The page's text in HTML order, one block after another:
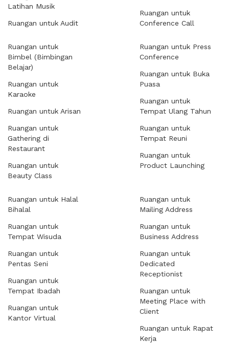
Latihan Musik
Ruangan untuk Audit
Ruangan untuk
Conference Call
Ruangan untuk
Bimbel (Bimbingan
Belajar)
Ruangan untuk
Karaoke
Ruangan untuk Arisan
Ruangan untuk
Gathering di
Restaurant
Ruangan untuk
Beauty Class
Ruangan untuk Press
Conference
Ruangan untuk Buka
Puasa
Ruangan untuk
Tempat Ulang Tahun
Ruangan untuk
Tempat Reuni
Ruangan untuk
Product Launching
Ruangan untuk Halal
Bihalal
Ruangan untuk
Tempat Wisuda
Ruangan untuk
Pentas Seni
Ruangan untuk
Tempat Ibadah
Ruangan untuk
Kantor Virtual
Ruangan untuk
Mailing Address
Ruangan untuk
Business Address
Ruangan untuk
Dedicated
Receptionist
Ruangan untuk
Meeting Place with
Client
Ruangan untuk Rapat
Kerja